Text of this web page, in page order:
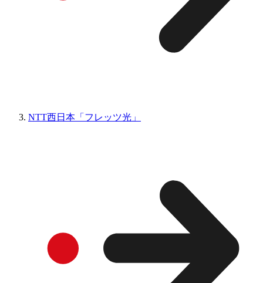
NTT西日本「フレッツ光」